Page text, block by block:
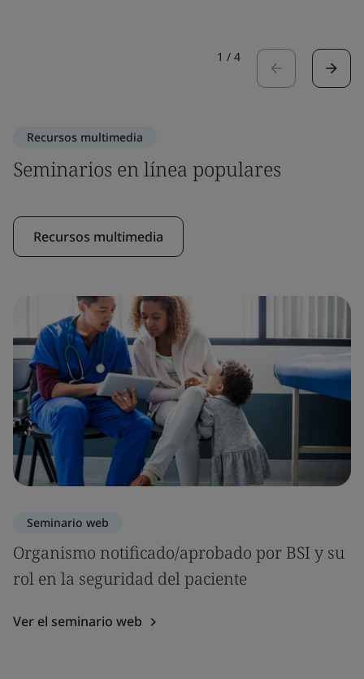
1 / 4
Recursos multimedia
Seminarios en línea populares
Recursos multimedia
Seminario web
Organismo notificado/aprobado por BSI y su
rol en la seguridad del paciente
Ver el seminario web